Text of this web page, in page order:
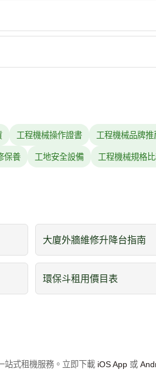
工程機械操作證書 工程機械品牌推
保養 工地安全設備 工程機械規格
大廈外牆維修升降台指南
環保斗租用價目表
站式租機服務。立即下載 iOS App 或